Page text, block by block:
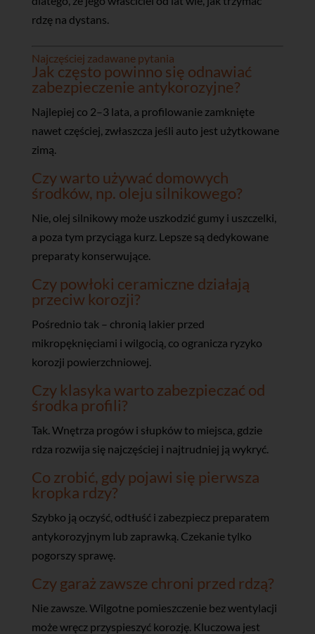
rdzę na dystans.
Najczęściej zadawane pytania
Jak często powinno się odnawiać
zabezpieczenie antykorozyjne?
Najlepiej co 2–3 lata, a profilowanie zamknięte
nawet częściej, zwłaszcza jeśli auto jest użytkowane
zimą.
Czy warto używać domowych
środków, np. oleju silnikowego?
Nie, olej silnikowy może uszkodzić gumy i uszczelki,
a poza tym przyciąga kurz. Lepsze są dedykowane
preparaty konserwujące.
Czy powłoki ceramiczne działają
przeciw korozji?
Pośrednio tak – chronią lakier przed
mikropęknięciami i wilgocią, co ogranicza ryzyko
korozji powierzchniowej.
Czy klasyka warto zabezpieczać od
środka profili?
Tak. Wnętrza progów i słupków to miejsca, gdzie
rdza rozwija się najczęściej i najtrudniej ją wykryć.
Co zrobić, gdy pojawi się pierwsza
kropka rdzy?
Szybko ją oczyść, odtłuść i zabezpiecz preparatem
antykorozyjnym lub zaprawką. Czekanie tylko
pogorszy sprawę.
Czy garaż zawsze chroni przed rdzą?
Nie zawsze. Wilgotne pomieszczenie bez wentylacji
może wręcz przyspieszyć korozję. Kluczowa jest